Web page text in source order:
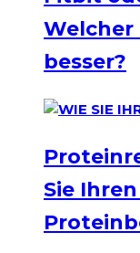
Welcher
besser?
Sie